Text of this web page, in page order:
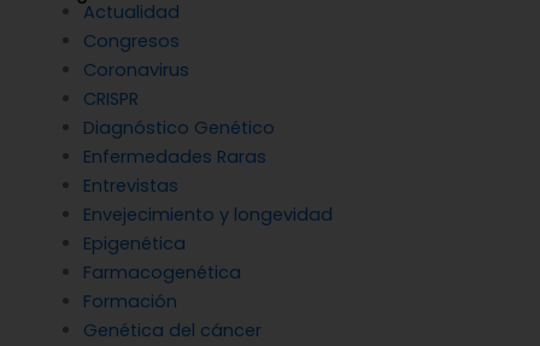
Actualidad
Congresos
Coronavirus
CRISPR
Diagnóstico Genético
Enfermedades Raras
Entrevistas
Envejecimiento y longevidad
Epigenética
Farmacogenética
Formación
Genética del cáncer